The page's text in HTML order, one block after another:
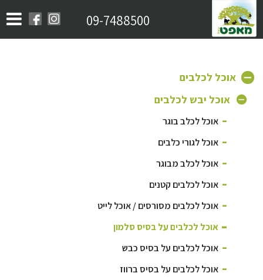
09-7488500
אוכל לכלבים
אוכל יבש לכלבים
אוכל לכלב בוגר
אוכל לגורי כלבים
אוכל לכלב מבוגר
אוכל לכלבים קטנים
אוכל לכלבים מסורסים / אוכל לייט
אוכל לכלבים על בסיס סלמון
אוכל לכלבים על בסיס כבש
אוכל לכלבים על בסיס ברווז